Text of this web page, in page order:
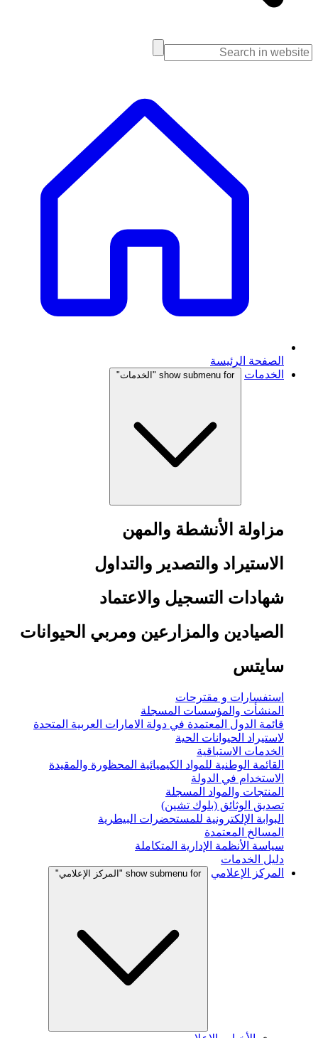
الصفحة الرئيسة
الخدمات
show submenu for "الخدمات"
مزاولة الأنشطة والمهن
الاستيراد والتصدير والتداول
شهادات التسجيل والاعتماد
الصيادين والمزارعين ومربي الحيوانات
سايتس
استفسارات و مقترحات
المنشأت والمؤسسات المسجلة
قائمة الدول المعتمدة في دولة الامارات العربية المتحدة
لاستيراد الحيوانات الحية
الخدمات الاستباقية
القائمة الوطنية للمواد الكيميائية المحظورة والمقيدة
الاستخدام في الدولة
المنتجات والمواد المسجلة
تصديق الوثائق (بلوك تشين)
البوابة الإلكترونية للمستحضرات البيطرية
المسالخ المعتمدة
سياسة الأنظمة الإدارية المتكاملة
دليل الخدمات
المركز الإعلامي
show submenu for "المركز الإعلامي"